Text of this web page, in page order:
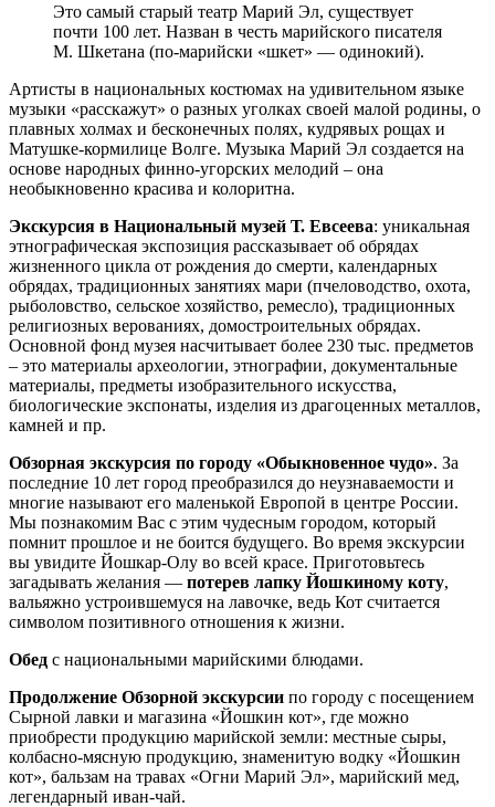
Это самый старый театр Марий Эл, существует
почти 100 лет. Назван в честь марийского писателя
М. Шкетана (по-марийски «шкет» — одинокий).
Артисты в национальных костюмах на удивительном языке
музыки «расскажут» о разных уголках своей малой родины, о
плавных холмах и бесконечных полях, кудрявых рощах и
Матушке-кормилице Волге. Музыка Марий Эл создается на
основе народных финно-угорских мелодий – она
необыкновенно красива и колоритна.
Экскурсия в Национальный музей Т. Евсеева: уникальная
этнографическая экспозиция рассказывает об обрядах
жизненного цикла от рождения до смерти, календарных
обрядах, традиционных занятиях мари (пчеловодство, охота,
рыболовство, сельское хозяйство, ремесло), традиционных
религиозных верованиях, домостроительных обрядах.
Основной фонд музея насчитывает более 230 тыс. предметов
– это материалы археологии, этнографии, документальные
материалы, предметы изобразительного искусства,
биологические экспонаты, изделия из драгоценных металлов,
камней и пр.
Обзорная экскурсия по городу «Обыкновенное чудо». За
последние 10 лет город преобразился до неузнаваемости и
многие называют его маленькой Европой в центре России.
Мы познакомим Вас с этим чудесным городом, который
помнит прошлое и не боится будущего. Во время экскурсии
вы увидите Йошкар-Олу во всей красе. Приготовьтесь
загадывать желания — потерев лапку Йошкиному коту,
вальяжно устроившемуся на лавочке, ведь Кот считается
символом позитивного отношения к жизни.
Обед с национальными марийскими блюдами.
Продолжение Обзорной экскурсии по городу с посещением
Сырной лавки и магазина «Йошкин кот», где можно
приобрести продукцию марийской земли: местные сыры,
колбасно-мясную продукцию, знаменитую водку «Йошкин
кот», бальзам на травах «Огни Марий Эл», марийский мед,
легендарный иван-чай.